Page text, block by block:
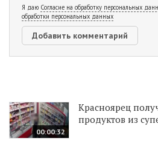
Я даю Согласие на обработку персональных
обработки персональных данных
00:00:32
Красноярец
продуктов из